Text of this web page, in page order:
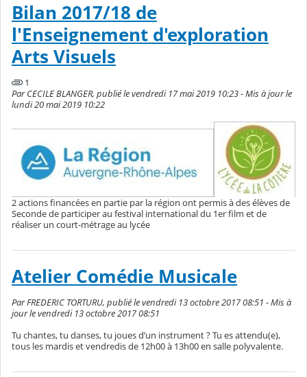
Bilan 2017/18 de
l'Enseignement d'exploration
Arts Visuels
1
Par CECILE BLANGER, publié le vendredi 17 mai 2019 10:23 - Mis à jour le
lundi 20 mai 2019 10:22
2 actions financées en partie par la région ont permis à des élèves de
Seconde de participer au festival international du 1er film et de
réaliser un court-métrage au lycée
Atelier Comédie Musicale
Par FREDERIC TORTURU, publié le vendredi 13 octobre 2017 08:51 - Mis à
jour le vendredi 13 octobre 2017 08:51
Tu chantes, tu danses, tu joues d’un instrument ? Tu es attendu(e),
tous les mardis et vendredis de 12h00 à 13h00 en salle polyvalente.